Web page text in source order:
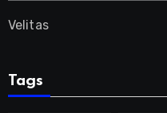
Velitas
Tags